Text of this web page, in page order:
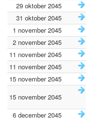
29 oktober 2045
31 oktober 2045
1 november 2045
2 november 2045
11 november 2045
11 november 2045
15 november 2045
15 november 2045
6 december 2045